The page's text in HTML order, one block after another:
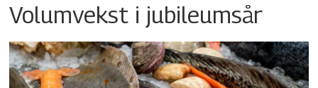
Volumvekst i jubileumsår